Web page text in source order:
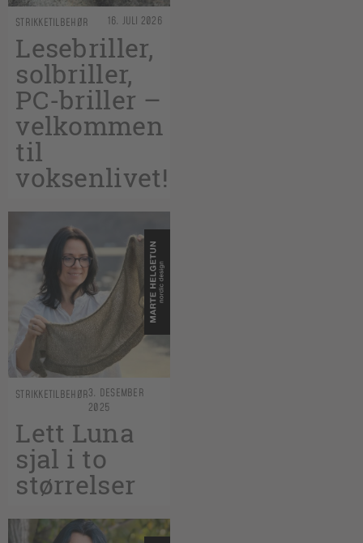
STRIKKETILBEHØR 16. JULI 2026
Lesebriller,
solbriller,
PC-briller –
velkommen
til
voksenlivet!
STRIKKETILBEHØR3. DESEMBER
2025
Lett Luna
sjal i to
størrelser